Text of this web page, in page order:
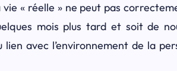
« réelle » ne peut pas
mois plus tard et soit de
avec l’environnement de la